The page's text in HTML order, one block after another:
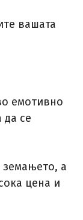
вашата
емотивно
да се
земањето, а
цена и